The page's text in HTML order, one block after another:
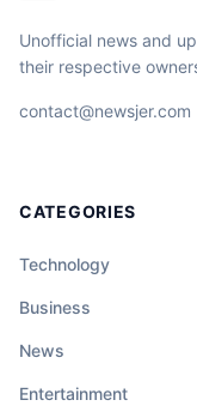
Unofficial news and
their respective
contact@newsjer.com
CATEGORIES
Technology
Business
News
Entertainment